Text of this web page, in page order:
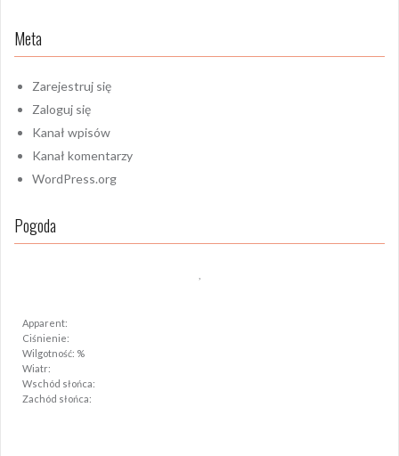
Meta
Zarejestruj się
Zaloguj się
Kanał wpisów
Kanał komentarzy
WordPress.org
Pogoda
Apparent:
Ciśnienie:
Wilgotność: %
Wiatr:
Wschód słońca:
Zachód słońca: